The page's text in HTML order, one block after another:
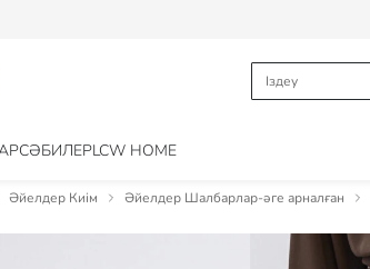
CӘБИЛЕРLCW HOME
Әйелдер Киім Әйелдер Шалбарлар-әге арналған